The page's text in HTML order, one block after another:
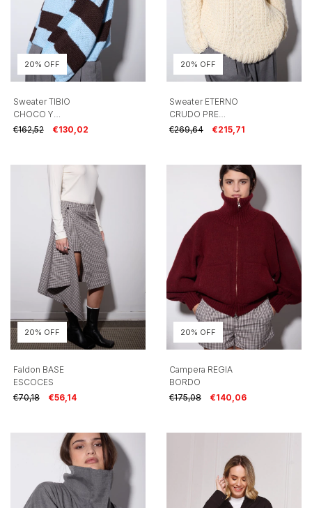
20% OFF
Sweater TIBIO
CHOCO Y
CELESTE PRE
€162,52 €130,02
20% OFF
Sweater ETERNO
CRUDO PRE
VENTA
€269,64 €215,71
20% OFF
Faldon BASE
ESCOCES
€70,18
€56,14
20% OFF
Campera REGIA
BORDO
€175,08
€140,06